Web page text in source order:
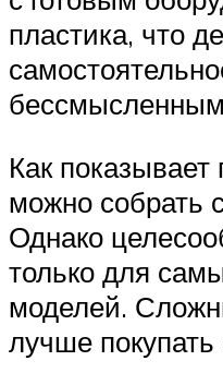
пластика, что
Как показывает
можно собрать
Однако
только для
моделей.
лучше покупать